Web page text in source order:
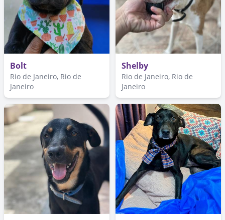
Bolt
Rio de Janeiro, Rio de
Janeiro
Shelby
Rio de Janeiro, Rio de
Janeiro